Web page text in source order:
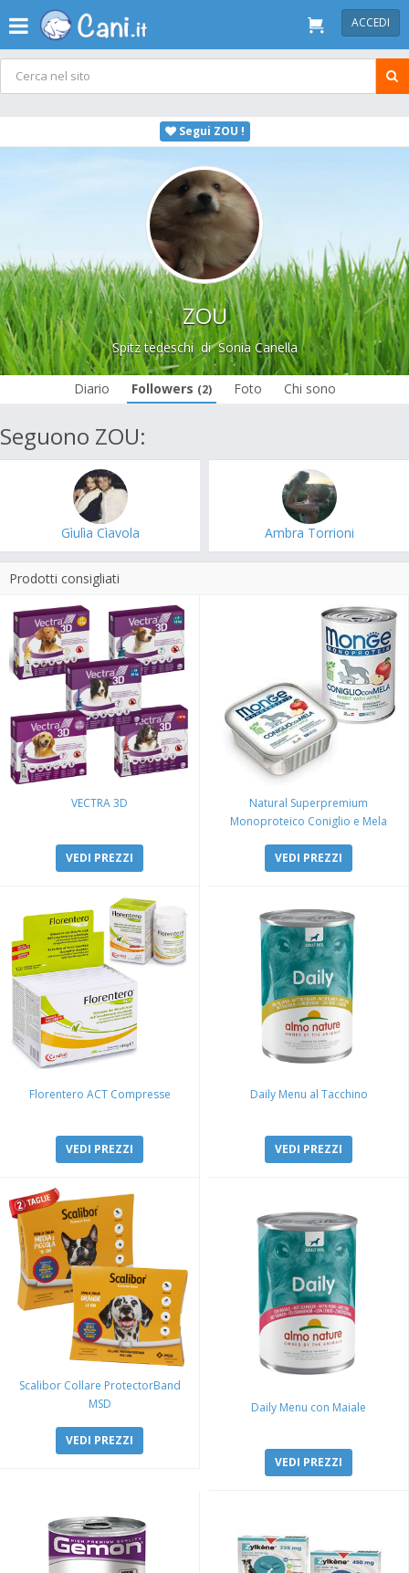
ACCEDI
Segui ZOU !
ZOU
Spitz tedeschidiSonia Canella
Diario Followers (2) Foto Chi sono
Seguono ZOU:
Gìulìa Cìavola Ambra Torrioni
Prodotti consigliati
VECTRA 3D
VEDI PREZZI
Natural Superpremium
Monoproteico Coniglio e Mela
VEDI PREZZI
Florentero ACT Compresse
VEDI PREZZI
Daily Menu al Tacchino
VEDI PREZZI
Scalibor Collare ProtectorBand
MSD
VEDI PREZZI
Daily Menu con Maiale
VEDI PREZZI